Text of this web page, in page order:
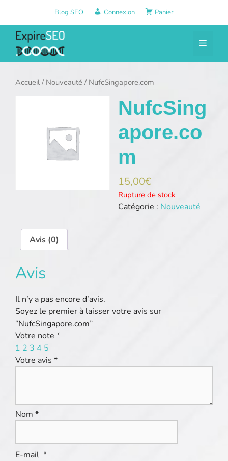
contenu
Blog SEO Connexion Panier
Menu
Accueil/ Nouveauté / NufcSingapore.com
NufcSing
apore.co
m
15,00€
Rupture de stock
Catégorie : Nouveauté
Avis (0)
Avis
Il n’y a pas encore d’avis.
Soyez le premier à laisser votre avis sur
“NufcSingapore.com”
Votre note *
1 2 3 4 5
Votre avis *
Nom *
E-mail *